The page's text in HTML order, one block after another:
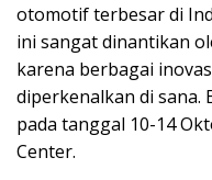
otomotif terbesar di
ini sangat dinantikan
karena berbagai
diperkenalkan di sana.
pada tanggal 10-14
Center.